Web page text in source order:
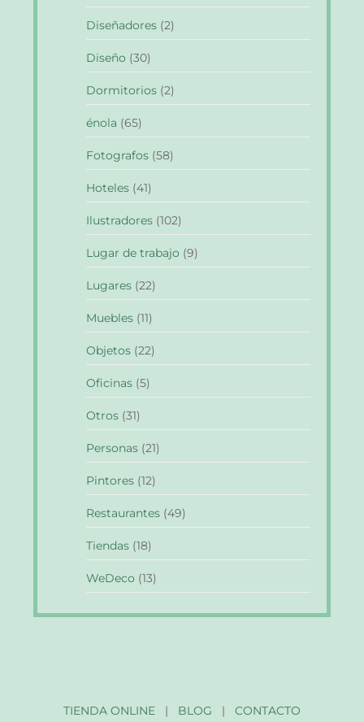
Diseñadores (2)
Diseño (30)
Dormitorios (2)
énola (65)
Fotografos (58)
Hoteles (41)
Ilustradores (102)
Lugar de trabajo (9)
Lugares (22)
Muebles (11)
Objetos (22)
Oficinas (5)
Otros (31)
Personas (21)
Pintores (12)
Restaurantes (49)
Tiendas (18)
WeDeco (13)
TIENDA ONLINE| BLOG | CONTACTO